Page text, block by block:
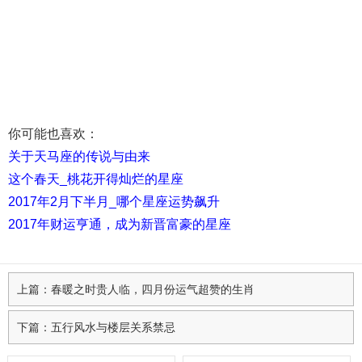
你可能也喜欢：
关于天马座的传说与由来
这个春天_桃花开得灿烂的星座
2017年2月下半月_哪个星座运势飙升
2017年财运亨通，成为新晋富豪的星座
上篇：春暖之时贵人临，四月份运气超赞的生肖
下篇：五行风水与楼层关系禁忌